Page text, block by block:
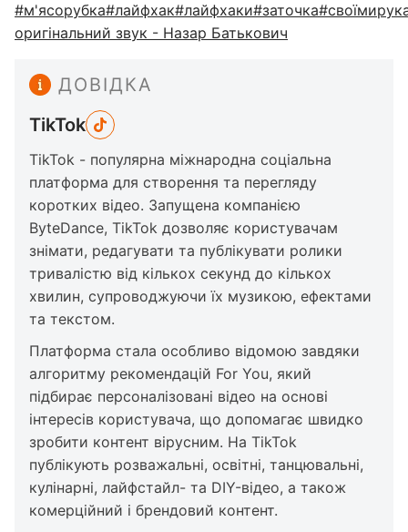
#м'ясорубка#лайфхак#лайфхаки#заточка
оригінальний звук - Назар Батькович
ДОВІДКА
TikTok
TikTok - популярна міжнародна соціальна
платформа для створення та перегляду
коротких відео. Запущена компанією
ByteDance, TikTok дозволяє користувачам
знімати, редагувати та публікувати ролики
тривалістю від кількох секунд до кількох
хвилин, супроводжуючи їх музикою, ефектами
та текстом.
Платформа стала особливо відомою завдяки
алгоритму рекомендацій For You, який
підбирає персоналізовані відео на основі
інтересів користувача, що допомагає швидко
зробити контент вірусним. На TikTok
публікують розважальні, освітні, танцювальні,
кулінарні, лайфстайл- та DIY-відео, а також
комерційний і брендовий контент.